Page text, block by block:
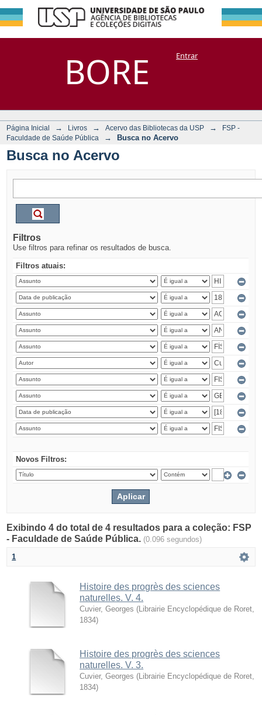
BORE
Busca no Acervo
DSpace/Manakin + CoriscoEntrar
Página Inicial → Livros → Acervo das Bibliotecas da USP →
FSP -
Faculdade de Saúde Pública
→ Busca no Acervo
Busca no Acervo
Filtros
Use filtros para refinar os resultados de busca.
Filtros atuais:
Novos Filtros:
Exibindo 4 do total de 4 resultados para a coleção: FSP
- Faculdade de Saúde Pública. (0.096 segundos)
1
Histoire des progrès des sciences
naturelles. V. 4.
Cuvier, Georges ( Librairie Encyclopédique de Roret
1834)
Histoire des progrès des sciences
naturelles. V. 3.
Cuvier, Georges ( Librairie Encyclopédique de Roret
1834)